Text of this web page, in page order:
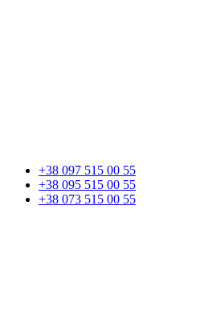
+38 097 515 00 55
+38 095 515 00 55
+38 073 515 00 55